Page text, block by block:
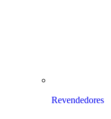
Revendedores